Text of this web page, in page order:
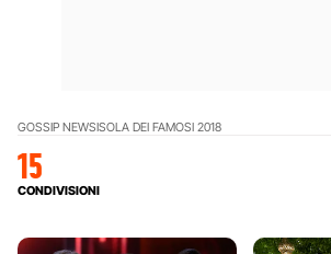
GOSSIP NEWSISOLA DEI FAMOSI 2018
15
CONDIVISIONI